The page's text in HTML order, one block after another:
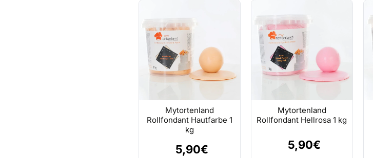
Mytortenland
Rollfondant Hautfarbe 1
kg
5,90€
Mytortenland
Rollfondant Hellrosa 1 kg
5,90€